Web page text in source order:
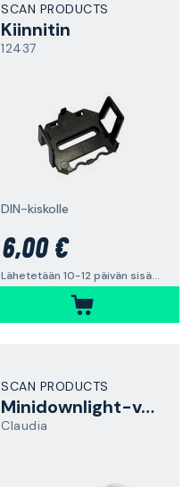
SCAN PRODUCTS
Kiinnitin
12437
DIN-kiskolle
6,00 €
Lähetetään 10-12 päivän sisällä
SCAN PRODUCTS
Minidownlight-valaisin
Claudia